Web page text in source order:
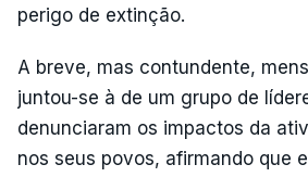
perigo de extinção.
A breve, mas contundente,
juntou-se à de um grupo de
denunciaram os impactos da
nos seus povos, afirmando que